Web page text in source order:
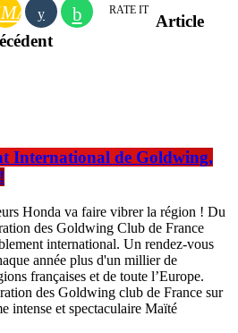
RATE IT
Article
International de Goldwing,
Honda va faire vibrer la région ! Du
des Goldwing Club de France
international. Un rendez-vous
année plus d'un millier de
françaises et de toute l’Europe.
des Goldwing club de France sur
intense et spectaculaire Maïté